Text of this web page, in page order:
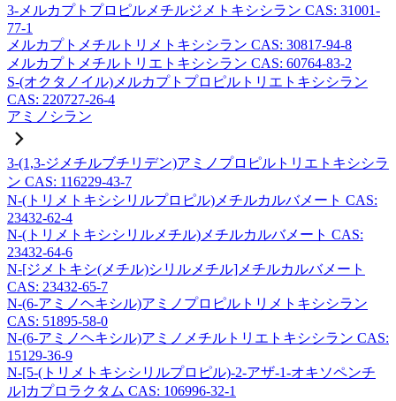
3-メルカプトプロピルメチルジメトキシシラン CAS: 31001-
77-1
メルカプトメチルトリメトキシシラン CAS: 30817-94-8
メルカプトメチルトリエトキシシラン CAS: 60764-83-2
S-(オクタノイル)メルカプトプロピルトリエトキシシラン
CAS: 220727-26-4
アミノシラン
3-(1,3-ジメチルブチリデン)アミノプロピルトリエトキシシラ
ン CAS: 116229-43-7
N-(トリメトキシシリルプロピル)メチルカルバメート CAS:
23432-62-4
N-(トリメトキシシリルメチル)メチルカルバメート CAS:
23432-64-6
N-[ジメトキシ(メチル)シリルメチル]メチルカルバメート
CAS: 23432-65-7
N-(6-アミノヘキシル)アミノプロピルトリメトキシシラン
CAS: 51895-58-0
N-(6-アミノヘキシル)アミノメチルトリエトキシシラン CAS:
15129-36-9
N-[5-(トリメトキシシリルプロピル)-2-アザ-1-オキソペンチ
ル]カプロラクタム CAS: 106996-32-1